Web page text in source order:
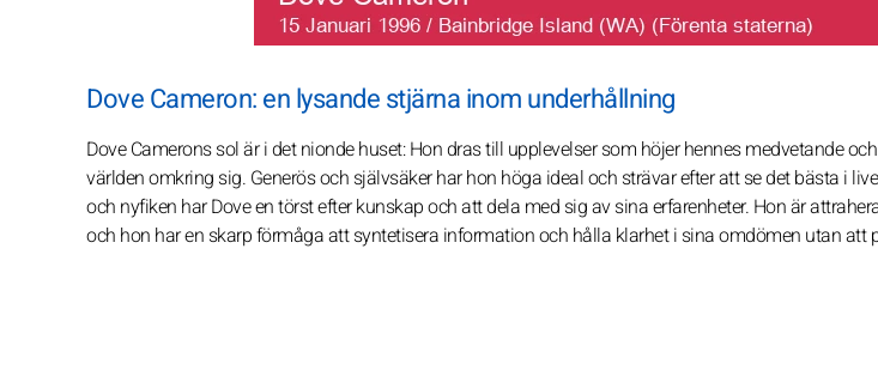
Dove Cameron: en lysande stjärna inom underhållning
Dove Camerons sol är i det nionde huset: Hon dras till upplevelser som höjer hennes medvetande
världen omkring sig. Generös och självsäker har hon höga ideal och strävar efter att se det bästa i
och nyfiken har Dove en törst efter kunskap och att dela med sig av sina erfarenheter. Hon är
och hon har en skarp förmåga att syntetisera information och hålla klarhet i sina omdömen utan att